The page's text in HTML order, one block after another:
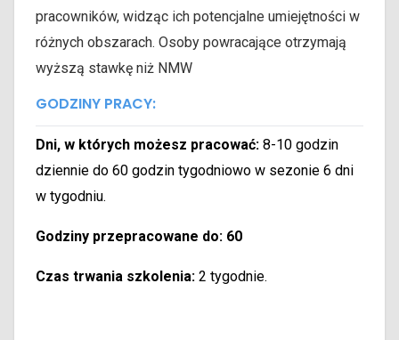
pracowników, widząc ich potencjalne umiejętności w
różnych obszarach. Osoby powracające otrzymają
wyższą stawkę niż NMW
GODZINY PRACY:
Dni, w których możesz pracować: 8-10 godzin
dziennie do 60 godzin tygodniowo w sezonie 6 dni
w tygodniu.
Godziny przepracowane do: 60
Czas trwania szkolenia: 2 tygodnie.